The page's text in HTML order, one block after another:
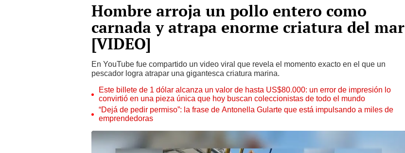
Hombre arroja un pollo entero como
carnada y atrapa enorme criatura del mar
[VIDEO]
En YouTube fue compartido un video viral que revela el momento exacto en el que un
pescador logra atrapar una gigantesca criatura marina.
Este billete de 1 dólar alcanza un valor de hasta US$80.000: un error de impresión lo
convirtió en una pieza única que hoy buscan coleccionistas de todo el mundo
“Dejá de pedir permiso”: la frase de Antonella Gularte que está impulsando a miles de
emprendedoras